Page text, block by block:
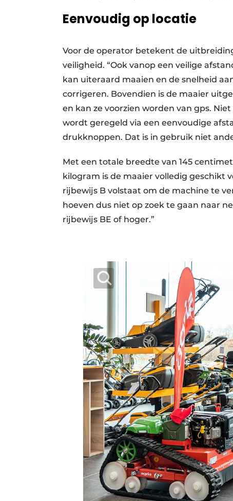
Eenvoudig op locatie
Voor de operator betekent de
veiligheid. “Ook vanop een veilige
kan uiteraard maaien en de snelheid
corrigeren. Bovendien is de maaier
en kan ze voorzien worden van gps.
wordt geregeld via een eenvoudige
drukknoppen. Dat is in gebruik niet
Met een totale breedte van 145
kilogram is de maaier volledig geschikt
rijbewijs B volstaat om de machine te
hoeven dus niet op zoek te gaan naar
rijbewijs BE of hoger.”